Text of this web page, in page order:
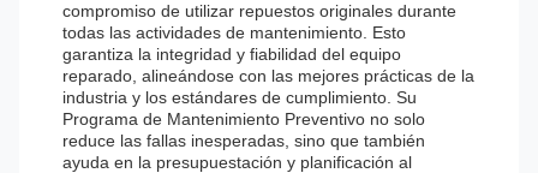
compromiso de utilizar repuestos originales durante
todas las actividades de mantenimiento. Esto
garantiza la integridad y fiabilidad del equipo
reparado, alineándose con las mejores prácticas de la
industria y los estándares de cumplimiento. Su
Programa de Mantenimiento Preventivo no solo
reduce las fallas inesperadas, sino que también
ayuda en la presupuestación y planificación al